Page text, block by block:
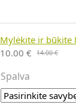
Mylėkite ir būkite
14.00€
Original
price
was:
14.00 €.
10.00 €
Current
price
is:
10.00 €.
Spalva